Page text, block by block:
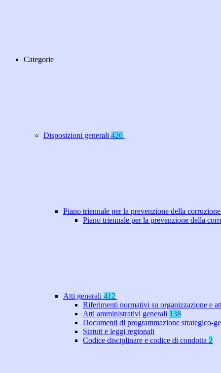
Categorie
Disposizioni generali 426
Piano triennale per la prevenzione della
Piano triennale per la prevenzione della
Atti generali 412
Riferimenti normativi su organizzazione e
Atti amministrativi generali 138
Documenti di programmazione strategico-
Statuti e leggi regionali
Codice disciplinare e codice di condotta 2